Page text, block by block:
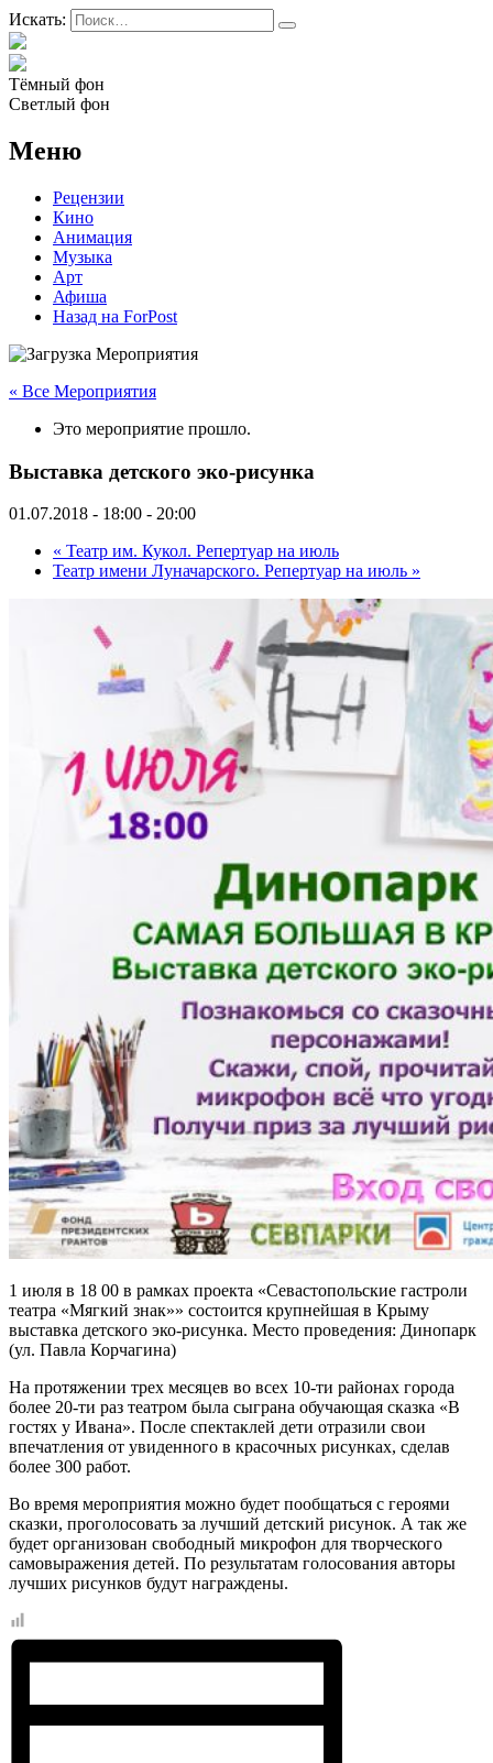
Искать:
Тёмный фон
Светлый фон
Меню
Рецензии
Кино
Анимация
Музыка
Арт
Афиша
Назад на ForPost
« Все Мероприятия
Это мероприятие прошло.
Выставка детского эко-рисунка
01.07.2018 - 18:00 - 20:00
« Театр им. Кукол. Репертуар на июль
Театр имени Луначарского. Репертуар на июль »
1 июля в 18 00 в рамках проекта «Севастопольские гастроли
театра «Мягкий знак»» состоится крупнейшая в Крыму
выставка детского эко-рисунка. Место проведения: Динопарк
(ул. Павла Корчагина)
На протяжении трех месяцев во всех 10-ти районах города
более 20-ти раз театром была сыграна обучающая сказка «В
гостях у Ивана». После спектаклей дети отразили свои
впечатления от увиденного в красочных рисунках, сделав
более 300 работ.
Во время мероприятия можно будет пообщаться с героями
сказки, проголосовать за лучший детский рисунок. А так же
будет организован свободный микрофон для творческого
самовыражения детей. По результатам голосования авторы
лучших рисунков будут награждены.